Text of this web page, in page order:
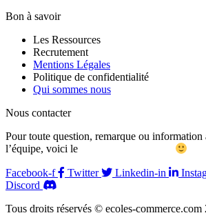
Bon à savoir
Les Ressources
Recrutement
Mentions Légales
Politique de confidentialité
Qui sommes nous
Nous contacter
Pour toute question, remarque ou information
l’équipe, voici le
Facebook-f
Twitter Linkedin-in
Discord
Tous droits réservés © ecoles-commerce.com